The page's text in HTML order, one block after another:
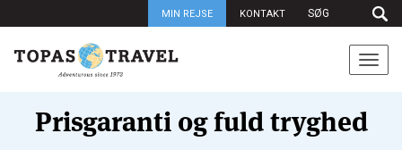
MIN REJSE KONTAKT
Prisgaranti og fuld tryghed